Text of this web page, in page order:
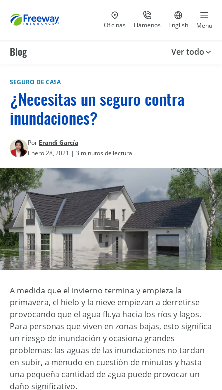
Visita nuestras
Oficinas Llámenos
al 800-441-5533
Ir al sitio
English Menu
Blog Ver todo
SEGURO DE CASA
¿Necesitas un seguro contra
inundaciones?
Por Erandi García
Enero 28, 2021 | 3 minutos de lectura
A medida que el invierno termina y empieza la
primavera, el hielo y la nieve empiezan a derretirse
provocando que el agua fluya hacia los ríos y lagos.
Para personas que viven en zonas bajas, esto significa
un riesgo de inundación y ocasiona grandes
problemas: las aguas de las inundaciones no tardan
en subir, a menudo en cuestión de minutos y hasta
una pequeña cantidad de agua puede provocar un
daño significativo.